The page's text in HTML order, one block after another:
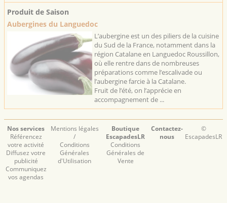
Produit de Saison
Aubergines du Languedoc
L’aubergine est un des piliers de la cuisine
du Sud de la France, notamment dans la
région Catalane en Languedoc Roussillon,
où elle rentre dans de nombreuses
préparations comme l’escalivade ou
l’aubergine farcie à la Catalane.
Fruit de l’été, on l’apprécie en
accompagnement de ...
Nos services
Référencez
votre activité
Diffusez votre
publicité
Communiquez
vos agendas
Mentions légales
/
Conditions
Générales
d'Utilisation
Boutique
EscapadesLR
Conditions
Générales de
Vente
Contactez-
nous
©
EscapadesLR